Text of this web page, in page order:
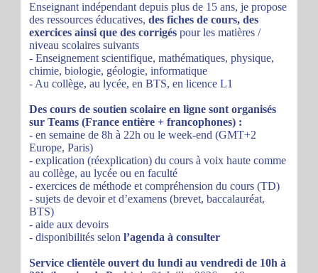
Enseignant indépendant depuis plus de 15 ans, je propose
des ressources éducatives, des fiches de cours, des
exercices ainsi que des corrigés pour les matières /
niveau scolaires suivants
- Enseignement scientifique, mathématiques, physique,
chimie, biologie, géologie, informatique
- Au collège, au lycée, en BTS, en licence L1
Des cours de soutien scolaire en ligne sont organisés
sur Teams (France entière + francophones) :
- en semaine de 8h à 22h ou le week-end (GMT+2
Europe, Paris)
- explication (réexplication) du cours à voix haute comme
au collège, au lycée ou en faculté
- exercices de méthode et compréhension du cours (TD)
- sujets de devoir et d’examens (brevet, baccalauréat,
BTS)
- aide aux devoirs
- disponibilités selon l’agenda à consulter
Service clientèle ouvert du lundi au vendredi de 10h à